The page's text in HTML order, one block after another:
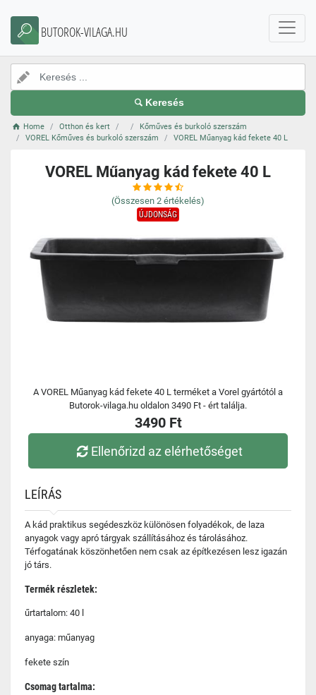
BUTOROK-VILAGA.HU
Keresés
Home Otthon és kert
Kőműves és burkoló szerszám
VOREL Kőműves és burkoló szerszám
VOREL Műanyag kád fekete 40 L
VOREL Műanyag kád fekete 40 L
(Összesen 2 értékelés)
ÚJDONSÁG
A VOREL Műanyag kád fekete 40 L terméket a Vorel gyártótól a
Butorok-vilaga.hu oldalon 3490 Ft - ért találja.
3490 Ft
Ellenőrizd az elérhetőséget
LEÍRÁS
A kád praktikus segédeszköz különösen folyadékok, de laza
anyagok vagy apró tárgyak szállításához és tárolásához.
Térfogatának köszönhetően nem csak az építkezésen lesz igazán
jó társ.
Termék részletek:
űrtartalom: 40 l
anyaga: műanyag
fekete szín
Csomag tartalma: